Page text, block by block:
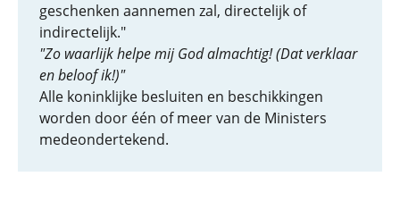
geschenken aannemen zal, directelijk of
indirectelijk."
"Zo waarlijk helpe mij God almachtig! (Dat verklaar
en beloof ik!)"
Alle koninklijke besluiten en beschikkingen
worden door één of meer van de Ministers
medeondertekend.